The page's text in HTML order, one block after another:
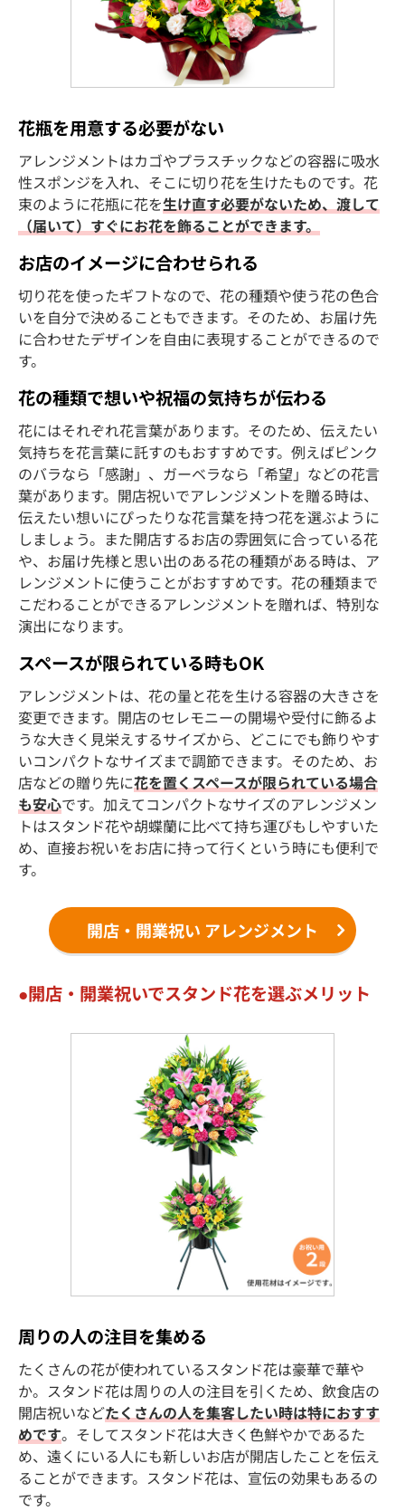
花瓶を用意する必要がない
アレンジメントはカゴやプラスチックなどの容器に吸水
性スポンジを入れ、そこに切り花を生けたものです。花
束のように花瓶に花を生け直す必要がないため、渡して
（届いて）すぐにお花を飾ることができます。
お店のイメージに合わせられる
切り花を使ったギフトなので、花の種類や使う花の色合
いを自分で決めることもできます。そのため、お届け先
に合わせたデザインを自由に表現することができるので
す。
花の種類で想いや祝福の気持ちが伝わる
花にはそれぞれ花言葉があります。そのため、伝えたい
気持ちを花言葉に託すのもおすすめです。例えばピンク
のバラなら「感謝」、ガーベラなら「希望」などの花言
葉があります。開店祝いでアレンジメントを贈る時は、
伝えたい想いにぴったりな花言葉を持つ花を選ぶように
しましょう。また開店するお店の雰囲気に合っている花
や、お届け先様と思い出のある花の種類がある時は、ア
レンジメントに使うことがおすすめです。花の種類まで
こだわることができるアレンジメントを贈れば、特別な
演出になります。
スペースが限られている時もOK
アレンジメントは、花の量と花を生ける容器の大きさを
変更できます。開店のセレモニーの開場や受付に飾るよ
うな大きく見栄えするサイズから、どこにでも飾りやす
いコンパクトなサイズまで調節できます。そのため、お
店などの贈り先に花を置くスペースが限られている場合
も安心です。加えてコンパクトなサイズのアレンジメン
トはスタンド花や胡蝶蘭に比べて持ち運びもしやすいた
め、直接お祝いをお店に持って行くという時にも便利で
す。
開店・開業祝い アレンジメント
開店・開業祝いでスタンド花を選ぶメリット
周りの人の注目を集める
たくさんの花が使われているスタンド花は豪華で華や
か。スタンド花は周りの人の注目を引くため、飲食店の
開店祝いなどたくさんの人を集客したい時は特におすす
めです。そしてスタンド花は大きく色鮮やかであるた
め、遠くにいる人にも新しいお店が開店したことを伝え
ることができます。スタンド花は、宣伝の効果もあるの
です。